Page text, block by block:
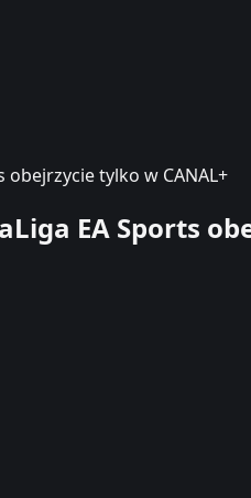
obejrzycie tylko w CANAL+
EA Sports